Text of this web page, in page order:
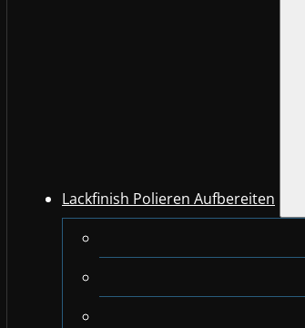
Lackfinish Polieren Aufbereiten